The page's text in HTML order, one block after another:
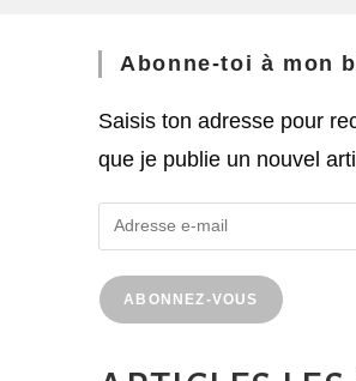
Abonne-toi à mon
Saisis ton adresse pour
que je publie un nouvel
ABONNEZ-VOUS